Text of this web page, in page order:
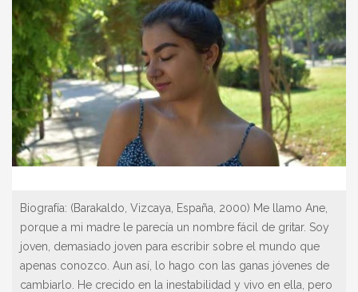
Biografía: (Barakaldo, Vizcaya, España, 2000) Me llamo Ane,
porque a mi madre le parecía un nombre fácil de gritar. Soy
joven, demasiado joven para escribir sobre el mundo que
apenas conozco. Aun así, lo hago con las ganas jóvenes de
cambiarlo. He crecido en la inestabilidad y vivo en ella, pero